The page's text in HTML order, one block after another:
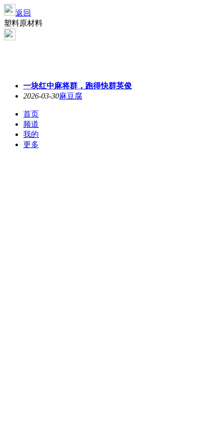
返回
塑料原材料
一块红中麻将群，跑得快群英俊
2026-03-30麻豆腐
首页
频道
我的
更多